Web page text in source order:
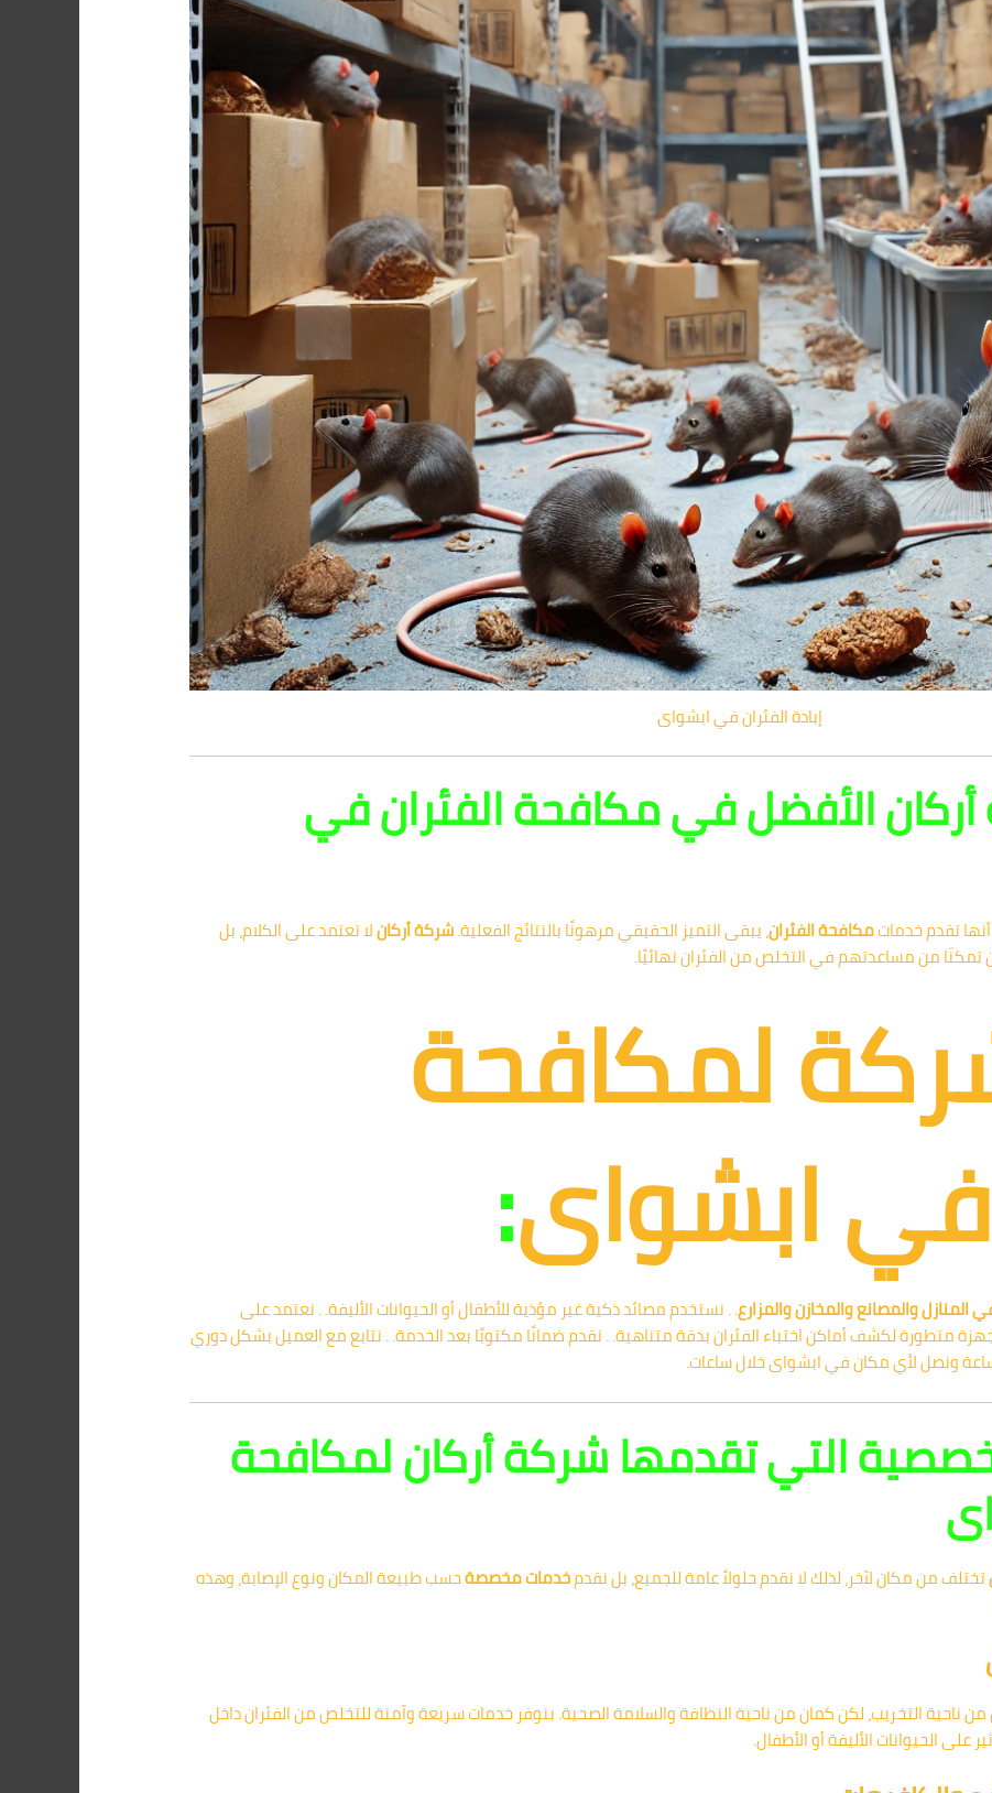
إبادة الفئران في ابشواى
أركان الأفضل في مكافحة الفئران في
تقدم خدماتمكافحة الفئران، يبقى التميز الحقيقي مرهونًا بالنتائج الفعلية.شركة أركانلا تعتمد على الكلام، بل
تمكنّا من مساعدتهم في التخلص من الفئران نهائيًا.
لمكافحة
في ابشواى:
المنازل والمصانع والمخازن والمزارع. . نستخدم مصائد ذكية غير مؤذية للأطفال أو الحيوانات الأليفة. . نعتمد على
متطورة لكشف أماكن اختباء الفئران بدقة متناهية. . نقدم ضمانًا مكتوبًا بعد الخدمة. . نتابع مع العميل بشكل دوري
ونصل لأي مكان في ابشواى خلال ساعات.
التي تقدمها شركة أركان لمكافحة
تختلف من مكان لآخر، لذلك لا نقدم حلولاً عامة للجميع، بل نقدمخدمات مخصصةحسب طبيعة المكان ونوع الإصابة، وهذه
ناحية التخريب، لكن كمان من ناحية النظافة والسلامة الصحية. بنوفر خدمات سريعة وآمنة للتخلص من الفئران داخل
على الحيوانات الأليفة أو الأطفال.